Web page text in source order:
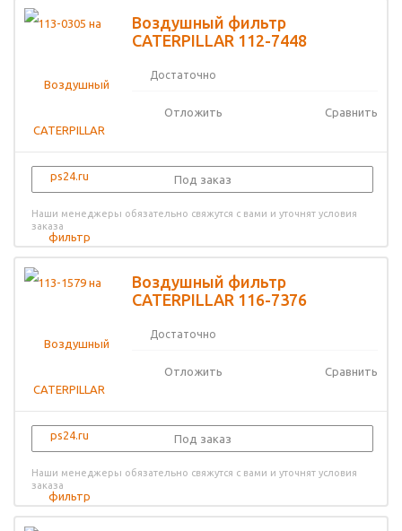
Воздушный фильтр
CATERPILLAR 112-7448
Достаточно
Отложить Сравнить
Под заказ
Наши менеджеры обязательно свяжутся с вами и уточнят условия
заказа
Воздушный фильтр
CATERPILLAR 116-7376
Достаточно
Отложить Сравнить
Под заказ
Наши менеджеры обязательно свяжутся с вами и уточнят условия
заказа